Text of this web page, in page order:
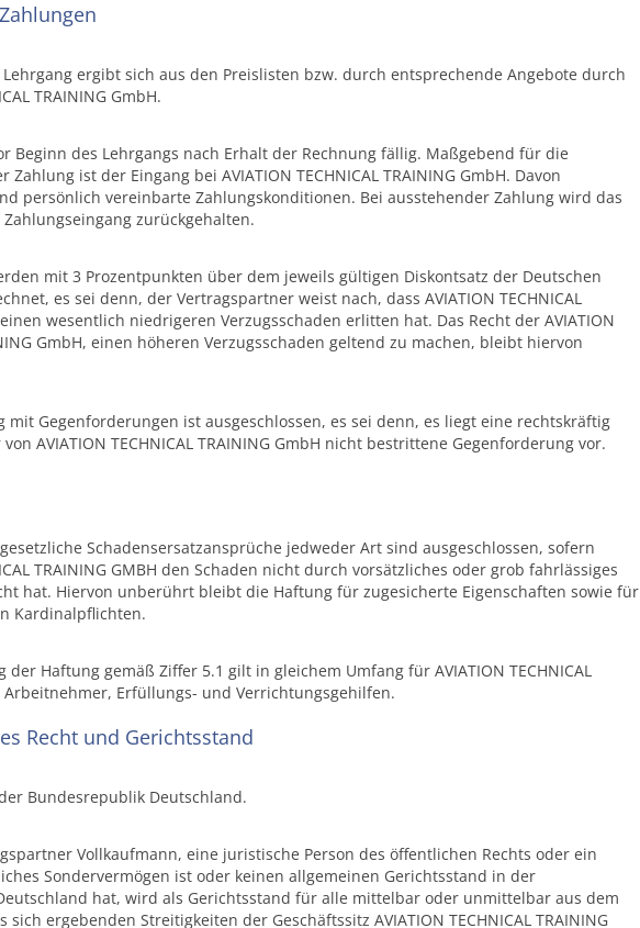
ergibt sich aus den Preislisten bzw. durch entsprechende Angebote durch
TRAINING GmbH.
Beginn des Lehrgangs nach Erhalt der Rechnung fällig. Maßgebend für die
Zahlung ist der Eingang bei AVIATION TECHNICAL TRAINING GmbH. Davon
persönlich vereinbarte Zahlungskonditionen. Bei ausstehender Zahlung wird das
zurückgehalten.
mit 3 Prozentpunkten über dem jeweils gültigen Diskontsatz der Deutschen
es sei denn, der Vertragspartner weist nach, dass AVIATION TECHNICAL
einen wesentlich niedrigeren Verzugsschaden erlitten hat. Das Recht der AVIATION
GmbH, einen höheren Verzugsschaden geltend zu machen, bleibt hiervon
mit Gegenforderungen ist ausgeschlossen, es sei denn, es liegt eine rechtskräftig
AVIATION TECHNICAL TRAINING GmbH nicht bestrittene Gegenforderung vor.
Schadensersatzansprüche jedweder Art sind ausgeschlossen, sofern
TRAINING GMBH den Schaden nicht durch vorsätzliches oder grob fahrlässiges
hat. Hiervon unberührt bleibt die Haftung für zugesicherte Eigenschaften sowie für
Kardinalpflichten.
der Haftung gemäß Ziffer 5.1 gilt in gleichem Umfang für AVIATION TECHNICAL
Arbeitnehmer, Erfüllungs- und Verrichtungsgehilfen.
Recht und Gerichtsstand
Bundesrepublik Deutschland.
Vollkaufmann, eine juristische Person des öffentlichen Rechts oder ein
Sondervermögen ist oder keinen allgemeinen Gerichtsstand in der
hat, wird als Gerichtsstand für alle mittelbar oder unmittelbar aus dem
sich ergebenden Streitigkeiten der Geschäftssitz AVIATION TECHNICAL TRAINING